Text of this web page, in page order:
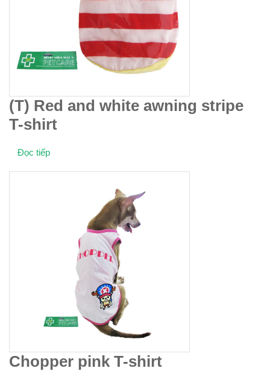
(T) Red and white awning stripe
T-shirt
Đọc tiếp
Chopper pink T-shirt